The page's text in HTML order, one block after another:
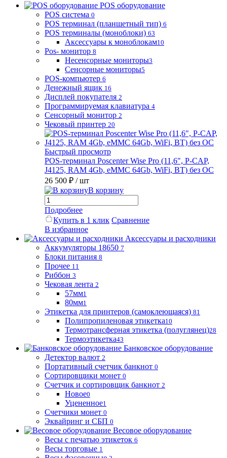
POS оборудование
POS система 0
POS терминал (планшетный тип) 6
POS терминалы (моноблоки) 63
Аксессуары к моноблокам10
Pos- монитор 8
Несенсорные мониторы3
Сенсорные мониторы5
POS-компьютер 6
Денежный ящик 16
Дисплей покупателя 2
Программируемая клавиатура 4
Сенсорный монитор 2
Чековый принтер 20
Быстрый просмотр
POS-терминал Poscenter Wise Pro (11,6", P-CAP,
J4125, RAM 4Gb, eMMC 64Gb, WiFi, BT) без ОС
26 500 ₽ / шт
В корзину
Подробнее
Купить в 1 клик Сравнение
В избранное
Аксессуары и расходники
Аккумуляторы 18650 7
Блоки питания 8
Прочее 11
Риббон 3
Чековая лента 2
57мм1
80мм1
Этикетка для принтеров (самоклеющаяся) 81
Полипропиленовая этикетка10
Термотрансферная этикетка (полуглянец)28
Термоэтикетка43
Банковское оборудование
Детектор валют 2
Портативный счетчик банкнот 0
Сортировщики монет 0
Счетчик и сортировщик банкнот 2
Новое0
Уцененное1
Счетчики монет 0
Эквайринг и СБП 0
Весовое оборудование
Весы с печатью этикеток 6
Весы торговые 1